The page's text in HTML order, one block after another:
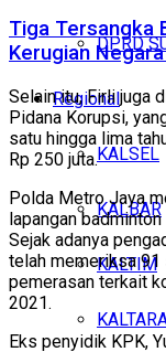
DPRD
Regional
KALSEL
KALBAR
KALTIM
Tiga Tersangka
Kerugian
Selain itu, Firli juga
Pidana Korupsi,
satu hingga lima
Rp 250 juta.
Polda Metro Jaya
lapangan
Sejak adanya
telah memeriksa 91
pemerasan terkait
2021.
Eks penyidik KPK,